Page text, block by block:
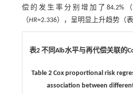
偿的发生率分别增加了84.2%
（HR=2.336），呈明显上升趋势（
表2 不同Alb水平与再代偿关联的
Table 2 Cox proportional risk
association between